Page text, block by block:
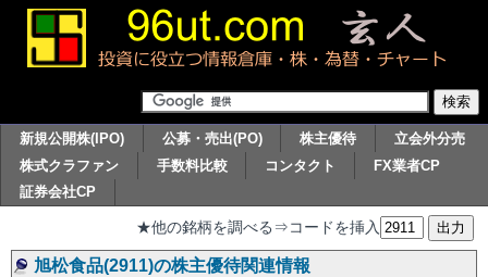
新規公開株(IPO) 公募・売出(PO) 株主優待
立会外分売
株式クラファン
手数料比較 コンタクト
FX業者CP
証券会社CP
★他の銘柄を調べる⇒コードを挿入
旭松食品(2911)の株主優待関連情報